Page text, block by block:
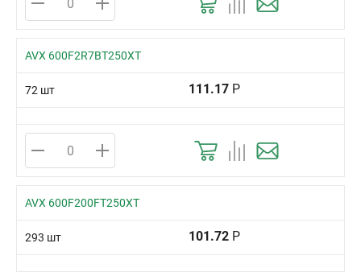
AVX 600F2R7BT250XT
72 шт 111.17 Р
AVX 600F200FT250XT
293 шт 101.72 Р